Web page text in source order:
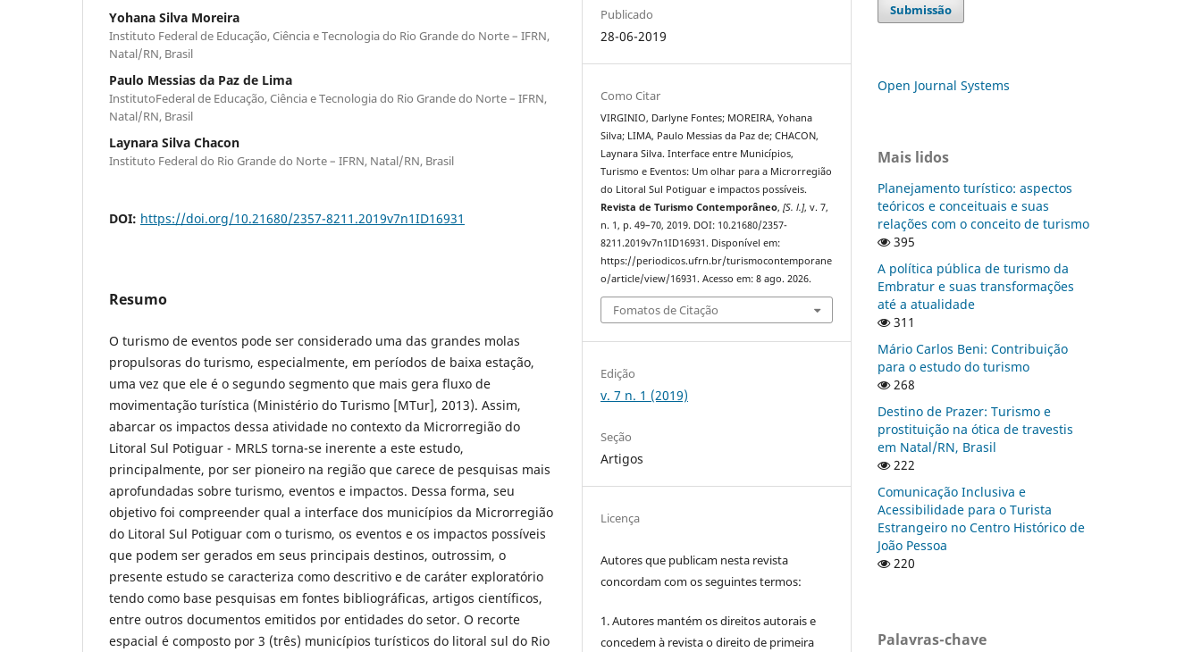
Yohana Silva Moreira
Instituto Federal de Educação, Ciência e Tecnologia do Rio Grande do Norte – IFRN,
Natal/RN, Brasil
Paulo Messias da Paz de Lima
InstitutoFederal de Educação, Ciência e Tecnologia do Rio Grande do Norte – IFRN,
Natal/RN, Brasil
Laynara Silva Chacon
Instituto Federal do Rio Grande do Norte – IFRN, Natal/RN, Brasil
DOI: https://doi.org/10.21680/2357-8211.2019v7n1ID16931
Resumo
O turismo de eventos pode ser considerado uma das grandes molas
propulsoras do turismo, especialmente, em períodos de baixa estação,
uma vez que ele é o segundo segmento que mais gera fluxo de
movimentação turística (Ministério do Turismo [MTur], 2013). Assim,
abarcar os impactos dessa atividade no contexto da Microrregião do
Litoral Sul Potiguar - MRLS torna-se inerente a este estudo,
principalmente, por ser pioneiro na região que carece de pesquisas mais
aprofundadas sobre turismo, eventos e impactos. Dessa forma, seu
objetivo foi compreender qual a interface dos municípios da Microrregião
do Litoral Sul Potiguar com o turismo, os eventos e os impactos possíveis
que podem ser gerados em seus principais destinos, outrossim, o
presente estudo se caracteriza como descritivo e de caráter exploratório
tendo como base pesquisas em fontes bibliográficas, artigos científicos,
entre outros documentos emitidos por entidades do setor. O recorte
espacial é composto por 3 (três) municípios turísticos do litoral sul do Rio
Publicado
28-06-2019
Como Citar
VIRGINIO, Darlyne Fontes; MOREIRA, Yohana
Silva; LIMA, Paulo Messias da Paz de; CHACON,
Laynara Silva. Interface entre Municípios,
Turismo e Eventos: Um olhar para a Microrregião
do Litoral Sul Potiguar e impactos possíveis.
Revista de Turismo Contemporâneo,[S. l.], v. 7,
n. 1, p. 49–70, 2019. DOI: 10.21680/2357-
8211.2019v7n1ID16931. Disponível em:
https://periodicos.ufrn.br/turismocontemporane
o/article/view/16931. Acesso em: 8 ago. 2026.
Fomatos de Citação
Edição
v. 7 n. 1 (2019)
Seção
Artigos
Licença
Autores que publicam nesta revista
concordam com os seguintes termos:
1. Autores mantém os direitos autorais e
concedem à revista o direito de primeira
Submissão
Open Journal Systems
Mais lidos
Planejamento turístico: aspectos
teóricos e conceituais e suas
relações com o conceito de turismo
395
A política pública de turismo da
Embratur e suas transformações
até a atualidade
311
Mário Carlos Beni: Contribuição
para o estudo do turismo
268
Destino de Prazer: Turismo e
prostituição na ótica de travestis
em Natal/RN, Brasil
222
Comunicação Inclusiva e
Acessibilidade para o Turista
Estrangeiro no Centro Histórico de
João Pessoa
220
Palavras-chave